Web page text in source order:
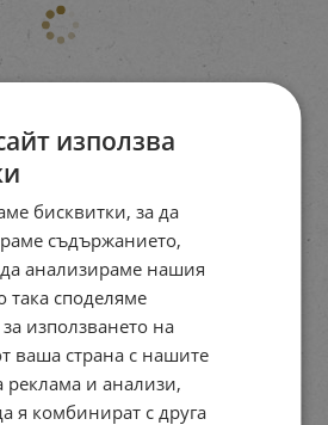
използва
бисквитки, за да
съдържанието,
анализираме нашия
споделяме
използването на
ваша страна с нашите
реклама и анализи,
я комбинират с друга